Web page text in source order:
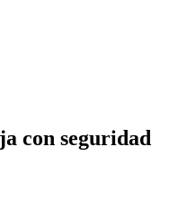
con seguridad